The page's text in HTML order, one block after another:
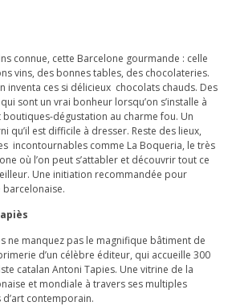
connue, cette Barcelone gourmande : celle
vins, des bonnes tables, des chocolateries.
inventa ces si délicieux chocolats chauds. Des
sont un vrai bonheur lorsqu’on s’installe à
boutiques-dégustation au charme fou. Un
qu’il est difficile à dresser. Reste des lieux,
incontournables comme La Boqueria, le très
où l’on peut s’attabler et découvrir tout ce
Une initiation recommandée pour
barcelonaise.
ne manquez pas le magnifique bâtiment de
d’un célèbre éditeur, qui accueille 300
catalan Antoni Tapies. Une vitrine de la
et mondiale à travers ses multiples
contemporain.